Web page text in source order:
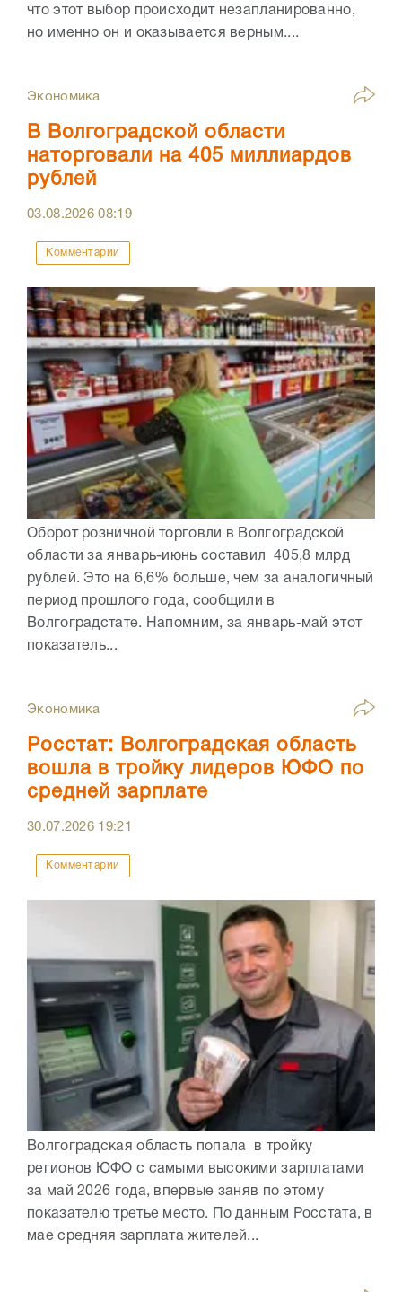
что этот выбор происходит незапланированно,
но именно он и оказывается верным....
Экономика
В Волгоградской области
наторговали на 405 миллиардов
рублей
03.08.202608:19
Комментарии
Оборот розничной торговли в Волгоградской
области за январь-июнь составил 405,8 млрд
рублей. Это на 6,6% больше, чем за аналогичный
период прошлого года, сообщили в
Волгоградстате. Напомним, за январь-май этот
показатель...
Экономика
Росстат: Волгоградская область
вошла в тройку лидеров ЮФО по
средней зарплате
30.07.2026 19:21
Комментарии
Волгоградская область попала в тройку
регионов ЮФО с самыми высокими зарплатами
за май 2026 года, впервые заняв по этому
показателю третье место. По данным Росстата, в
мае средняя зарплата жителей...